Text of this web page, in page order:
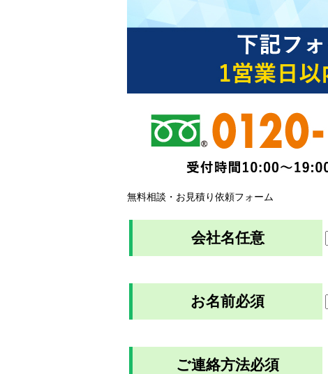
無料相談・お見積り依頼フォーム
会社名任意
お名前必須
ご連絡方法必須